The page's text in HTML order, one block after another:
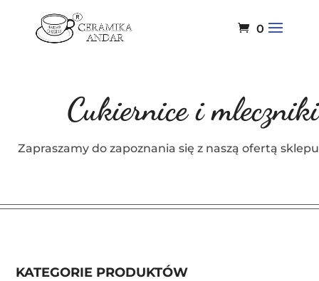
0
Cukiernice i mleczniki
Zapraszamy do zapoznania się z naszą ofertą sklepu
KATEGORIE PRODUKTÓW